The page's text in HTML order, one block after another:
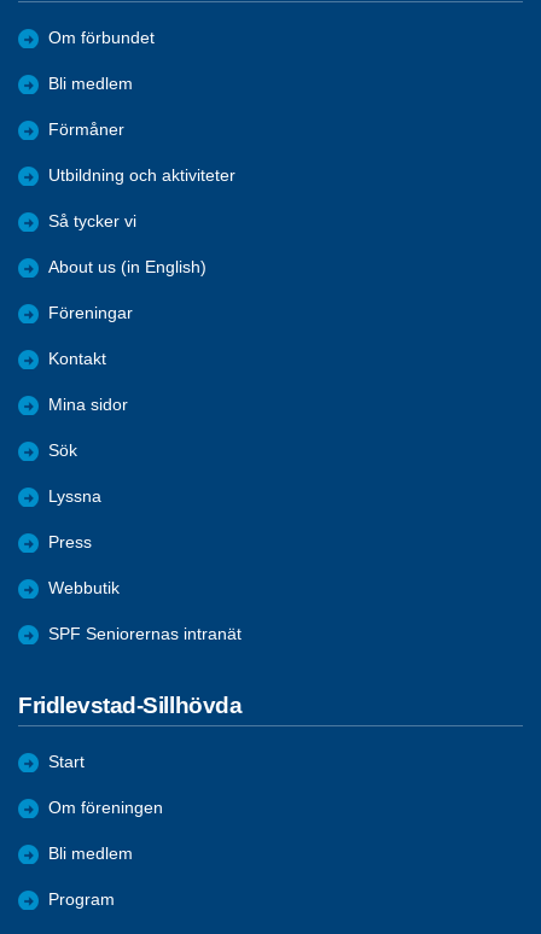
Om förbundet
Bli medlem
Förmåner
Utbildning och aktiviteter
Så tycker vi
About us (in English)
Föreningar
Kontakt
Mina sidor
Sök
Lyssna
Press
Webbutik
SPF Seniorernas intranät
Fridlevstad-Sillhövda
Start
Om föreningen
Bli medlem
Program